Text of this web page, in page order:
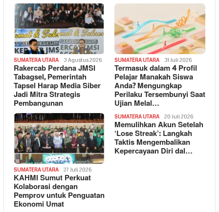
SUMATERA UTARA 3 Agustus 2026
Rakercab Perdana JMSI
Tabagsel, Pemerintah
Tapsel Harap Media Siber
Jadi Mitra Strategis
Pembangunan
SUMATERA UTARA 31 Juli 2026
Termasuk dalam 4 Profil
Pelajar Manakah Siswa
Anda? Mengungkap
Perilaku Tersembunyi Saat
Ujian Melal…
SUMATERA UTARA 27 Juli 2026
KAHMI Sumut Perkuat
Kolaborasi dengan
Pemprov untuk Penguatan
Ekonomi Umat
SUMATERA UTARA 20 Juli 2026
Memulihkan Akun Setelah
‘Lose Streak’: Langkah
Taktis Mengembalikan
Kepercayaan Diri dal…